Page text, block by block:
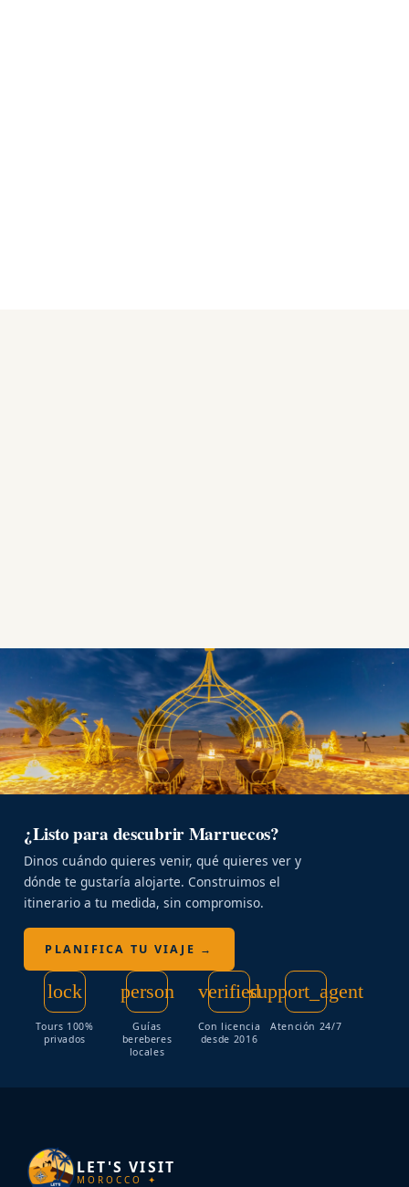
¿Listo para descubrir Marruecos?
Dinos cuándo quieres venir, qué quieres ver y
dónde te gustaría alojarte. Construimos el
itinerario a tu medida, sin compromiso.
PLANIFICA TU VIAJE →
lock
Tours 100%
privados
person
Guías
bereberes
locales
verified
Con licencia
desde 2016
support_agent
Atención 24/7
LET'S VISIT
MOROCCO ✦